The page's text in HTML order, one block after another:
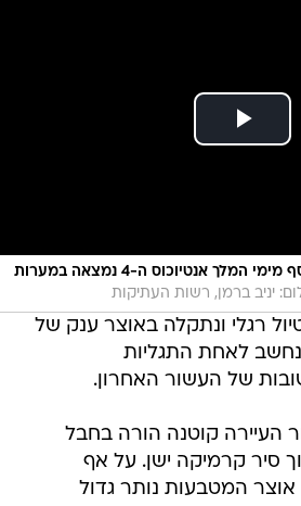
קופסת עץ ובה מטבעות כסף מימי המלך אנטיוכוס ה-4 נמצאה במערות
יניב ברמן, רשות העתיקות
רגלי ונתקלה באוצר ענק של
לאחת התגליות
של העשור האחרון.
העיירה קוטנה הורה בחבל
סיר קרמיקה ישן. על אף
המטבעות נותר גדול